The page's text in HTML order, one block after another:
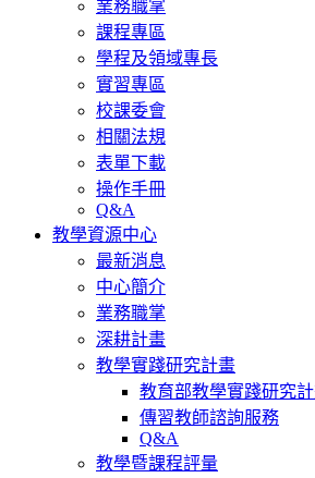
業務職掌
課程專區
學程及領域專長
實習專區
校課委會
相關法規
表單下載
操作手冊
Q&A
教學資源中心
最新消息
中心簡介
業務職掌
深耕計畫
教學實踐研究計畫
教育部教學實踐研究
傳習教師諮詢服務
Q&A
教學暨課程評量